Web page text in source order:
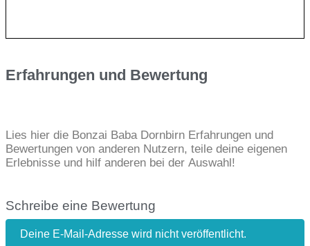
Erfahrungen und Bewertung
Lies hier die Bonzai Baba Dornbirn Erfahrungen und
Bewertungen von anderen Nutzern, teile deine eigenen
Erlebnisse und hilf anderen bei der Auswahl!
Schreibe eine Bewertung
Deine E-Mail-Adresse wird nicht veröffentlicht.